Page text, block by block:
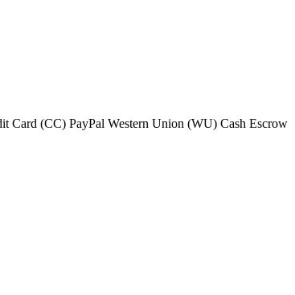
Card (CC) PayPal Western Union (WU) Cash Escrow